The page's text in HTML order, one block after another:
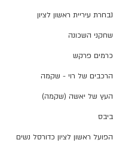
נבחרת עיריית ראשון לציון
שחקני השכונה
כרמים פרקש
הרכבים של רוי - שקמה
העץ של יאשה (שקמה)
ביבס
הפועל ראשון לציון כדורסל נשים